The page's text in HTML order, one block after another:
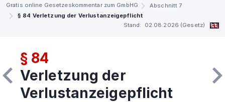
Gratis online Gesetzeskommentar zum GmbHG
Abschnitt 7
§ 84 Verletzung der Verlustanzeigepflicht
Stand: 02.08.2026 (Gesetz)
§ 84
Verletzung der
Verlustanzeigepflicht